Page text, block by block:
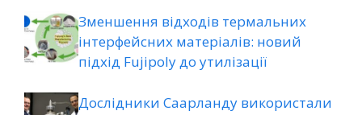
Зменшення відходів термальних
інтерфейсних матеріалів: новий
підхід Fujipoly до утилізації
Дослідники Саарланду використали